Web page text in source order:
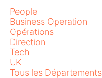
People
Business Operation
Opérations
Direction
Tech
UK
Tous les Départements